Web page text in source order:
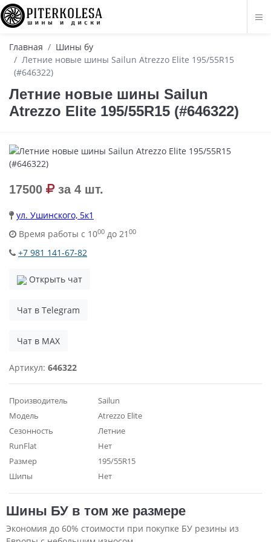
Главная
Шины бу
Летние новые шины Sailun Atrezzo Elite 195/55R15
(#646322)
Летние новые шины Sailun
Atrezzo Elite 195/55R15 (#646322)
17500 за 4 шт.
ул. Ушинского, 5к1
Время работы с 1000 до 21 00
+7 981 141-67-82
Открыть чат
Чат в Telegram
Чат в MAX
Артикул: 646322
Производитель
Sailun
Модель
Atrezzo Elite
Сезонность
Летние
RunFlat
Нет
Размер
195/55R15
Шипы
Нет
Шины БУ в том же размере
Экономия до 60% стоимости при покупке БУ резины из